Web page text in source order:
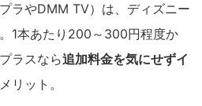
ラやDMM TV）は、ディズニー
1本あたり200～300円程度か
ラスなら追加料金を気にせずイ
リット。